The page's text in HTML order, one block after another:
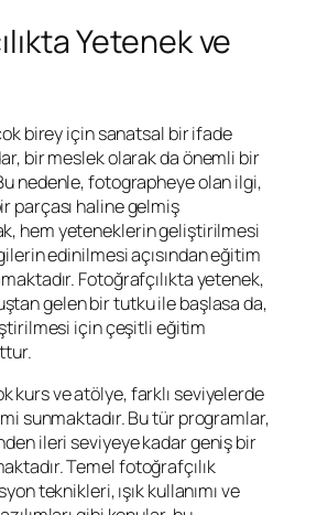
Yetenek ve
birey için sanatsal bir ifade
bir meslek olarak da önemli bir
nedenle, fotographeye olan ilgi,
parçası haline gelmiş
hem yeteneklerin geliştirilmesi
edinilmesi açısından eğitim
Fotoğrafçılıkta yetenek,
gelen bir tutku ile başlasa da,
için çeşitli eğitim
kurs ve atölye, farklı seviyelerde
sunmaktadır. Bu tür programlar,
ileri seviyeye kadar geniş bir
Temel fotoğrafçılık
teknikleri, ışık kullanımı ve